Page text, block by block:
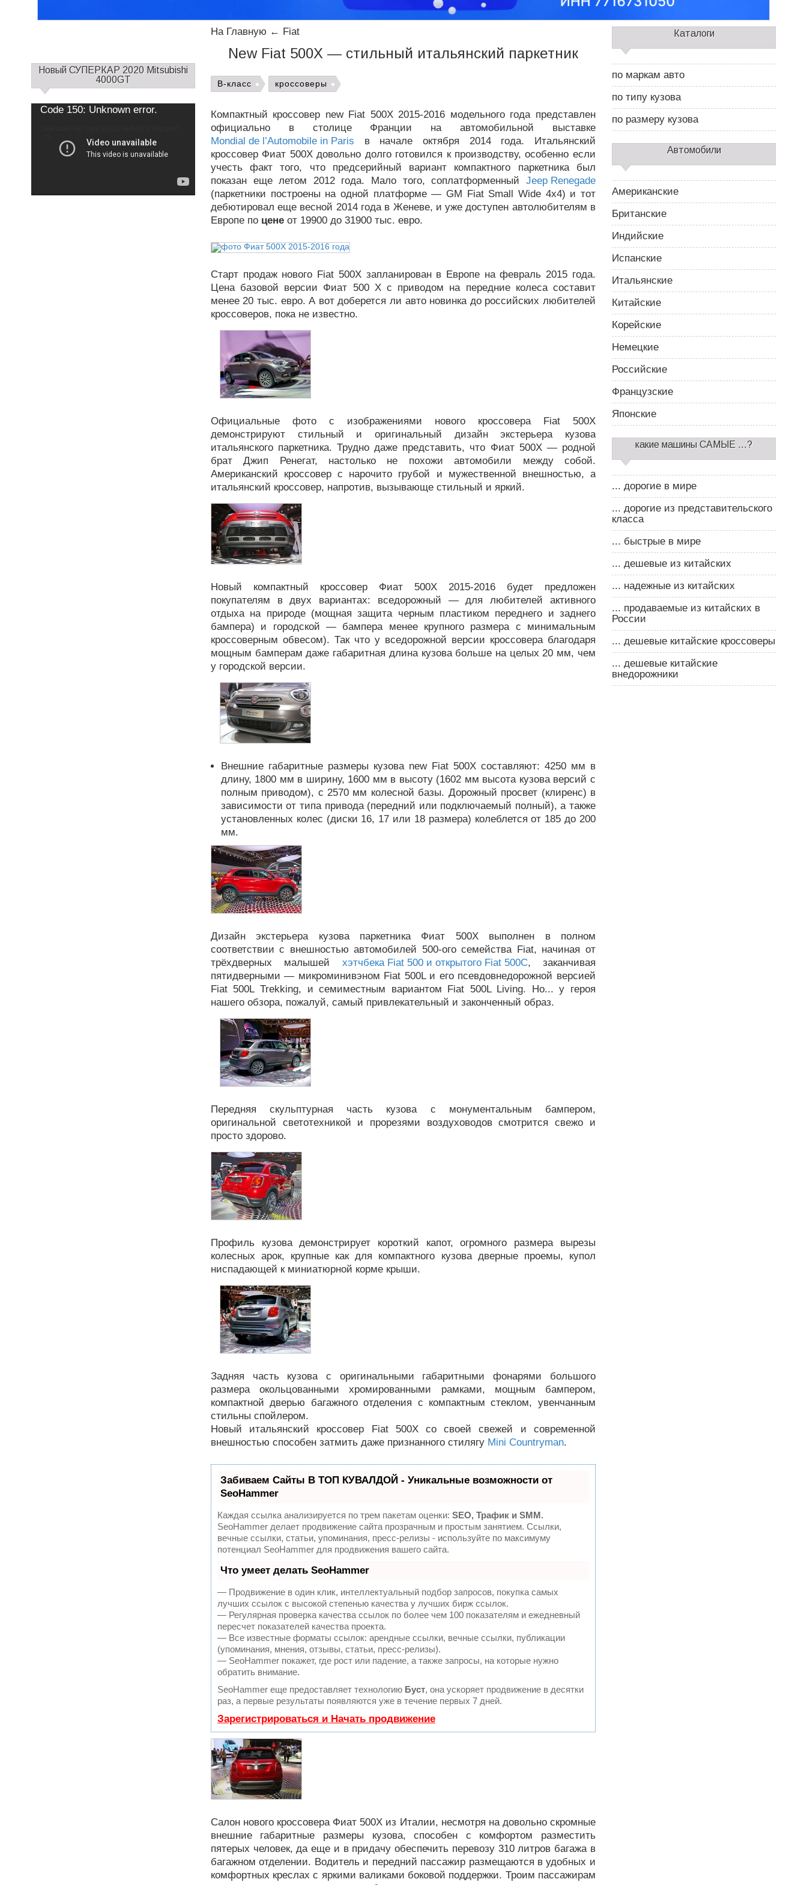
На Главную ← Fiat
New Fiat 500X — стильный итальянский паркетник
B-класс кроссоверы
Компактный кроссовер new Fiat 500X 2015-2016 модельного года представлен
официально в столице Франции на автомобильной выставке
Mondial de l’Automobile in Paris в начале октября 2014 года. Итальянский
кроссовер Фиат 500Х довольно долго готовился к производству, особенно если
учесть факт того, что предсерийный вариант компактного паркетника был
показан еще летом 2012 года. Мало того, соплатформенный Jeep Renegade
(паркетники построены на одной платформе — GM Fiat Small Wide 4x4) и тот
дебютировал еще весной 2014 года в Женеве, и уже доступен автолюбителям в
Европе по ценеот 19900 до 31900 тыс. евро.
Старт продаж нового Fiat 500X запланирован в Европе на февраль 2015 года.
Цена базовой версии Фиат 500 Х с приводом на передние колеса составит
менее 20 тыс. евро. А вот доберется ли авто новинка до российских любителей
кроссоверов, пока не известно.
Официальные фото с изображениями нового кроссовера Fiat 500X
демонстрируют стильный и оригинальный дизайн экстерьера кузова
итальянского паркетника. Трудно даже представить, что Фиат 500Х — родной
брат Джип Ренегат, настолько не похожи автомобили между собой.
Американский кроссовер с нарочито грубой и мужественной внешностью, а
итальянский кроссовер, напротив, вызывающе стильный и яркий.
Новый компактный кроссовер Фиат 500Х 2015-2016 будет предложен
покупателям в двух вариантах: вседорожный — для любителей активного
отдыха на природе (мощная защита черным пластиком переднего и заднего
бампера) и городской — бампера менее крупного размера с минимальным
кроссоверным обвесом). Так что у вседорожной версии кроссовера благодаря
мощным бамперам даже габаритная длина кузова больше на целых 20 мм, чем
у городской версии.
Внешние габаритные размеры кузова new Fiat 500X составляют: 4250 мм в
длину, 1800 мм в ширину, 1600 мм в высоту (1602 мм высота кузова версий с
полным приводом), с 2570 мм колесной базы. Дорожный просвет (клиренс) в
зависимости от типа привода (передний или подключаемый полный), а также
установленных колес (диски 16, 17 или 18 размера) колеблется от 185 до 200
мм.
Дизайн экстерьера кузова паркетника Фиат 500Х выполнен в полном
соответствии с внешностью автомобилей 500-ого семейства Fiat, начиная от
трёхдверных малышей хэтчбека Fiat 500 и открытого Fiat 500C, заканчивая
пятидверными — микроминивэном Fiat 500L и его псевдовнедорожной версией
Fiat 500L Trekking, и семиместным вариантом Fiat 500L Living. Но... у героя
нашего обзора, пожалуй, самый привлекательный и законченный образ.
Передняя скульптурная часть кузова с монументальным бампером,
оригинальной светотехникой и прорезями воздуховодов смотрится свежо и
просто здорово.
Профиль кузова демонстрирует короткий капот, огромного размера вырезы
колесных арок, крупные как для компактного кузова дверные проемы, купол
ниспадающей к миниатюрной корме крыши.
Задняя часть кузова с оригинальными габаритными фонарями большого
размера окольцованными хромированными рамками, мощным бампером,
компактной дверью багажного отделения с компактным стеклом, увенчанным
стильны спойлером.
Новый итальянский кроссовер Fiat 500X со своей свежей и современной
внешностью способен затмить даже признанного стилягу Mini Countryman.
Забиваем Сайты В ТОП КУВАЛДОЙ - Уникальные возможности от
SeoHammer
Каждая ссылка анализируется по трем пакетам оценки: SEO, Трафик и SMM.
SeoHammer делает продвижение сайта прозрачным и простым занятием. Ссылки,
вечные ссылки, статьи, упоминания, пресс-релизы - используйте по максимуму
потенциал SeoHammer для продвижения вашего сайта.
Что умеет делать SeoHammer
— Продвижение в один клик, интеллектуальный подбор запросов, покупка самых
лучших ссылок с высокой степенью качества у лучших бирж ссылок.
— Регулярная проверка качества ссылок по более чем 100 показателям и ежедневный
пересчет показателей качества проекта.
— Все известные форматы ссылок: арендные ссылки, вечные ссылки, публикации
(упоминания, мнения, отзывы, статьи, пресс-релизы).
— SeoHammer покажет, где рост или падение, а также запросы, на которые нужно
обратить внимание.
SeoHammer еще предоставляет технологию Буст, она ускоряет продвижение в десятки
раз, а первые результаты появляются уже в течение первых 7 дней.
Зарегистрироваться и Начать продвижение
Салон нового кроссовера Фиат 500Х из Италии, несмотря на довольно скромные
внешние габаритные размеры кузова, способен с комфортом разместить
пятерых человек, да еще и в придачу обеспечить перевозу 310 литров багажа в
багажном отделении. Водитель и передний пассажир размещаются в удобных и
комфортных креслах с яркими валиками боковой поддержки. Троим пассажирам
С
й
д
Новый СУПЕРКАР 2020 Mitsubishi
4000GT
Video
Code 150: Unknown error.Use
Up/Down
or
decrease
volume.
д
б
а
р
2
Каталоги
по маркам авто
по типу кузова
по размеру кузова
Автомобили
Американские
Британские
Индийские
Испанские
Итальянские
Китайские
Корейские
Немецкие
Российские
Французские
Японские
какие машины САМЫЕ ...?
... дорогие в мире
... дорогие из представительского
класса
... быстрые в мире
... дешевые из китайских
... надежные из китайских
... продаваемые из китайских в
России
... дешевые китайские кроссоверы
... дешевые китайские
внедорожники